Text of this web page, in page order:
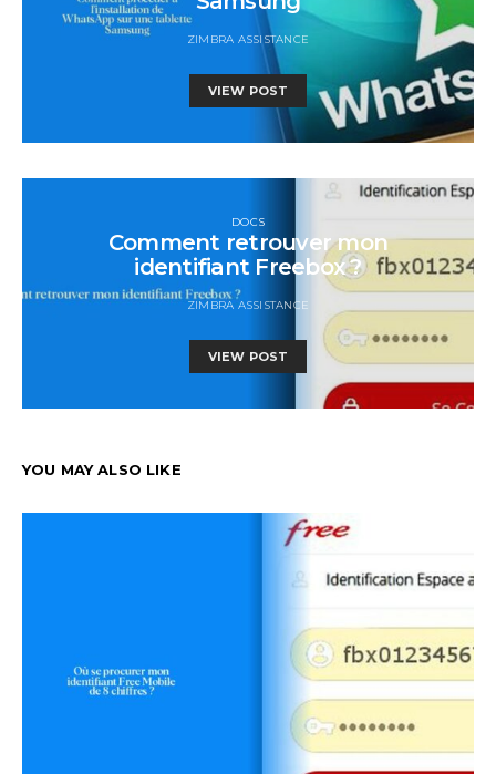
ZIMBRA ASSISTANCE
VIEW POST
DOCS
Comment retrouver mon
identifiant Freebox ?
ZIMBRA ASSISTANCE
VIEW POST
YOU MAY ALSO LIKE